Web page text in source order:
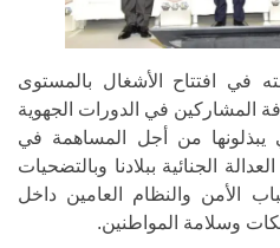
في افتتاح الأشغال بالمستوى
المشاركين في الدورات الجهوية
يبذلونها من أجل المساهمة في
الجنائية ببلادنا وبالتضحيات
الأمن والنظام العامين داخل
وسلامة المواطنين.